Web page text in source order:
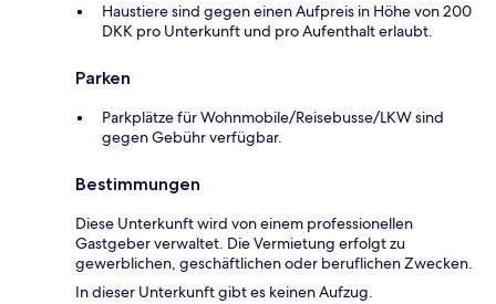
Haustiere sind gegen einen Aufpreis in Höhe von 200
DKK pro Unterkunft und pro Aufenthalt erlaubt.
Parken
Parkplätze für Wohnmobile/Reisebusse/LKW sind
gegen Gebühr verfügbar.
Bestimmungen
Diese Unterkunft wird von einem professionellen
Gastgeber verwaltet. Die Vermietung erfolgt zu
gewerblichen, geschäftlichen oder beruflichen Zwecken.
In dieser Unterkunft gibt es keinen Aufzug.